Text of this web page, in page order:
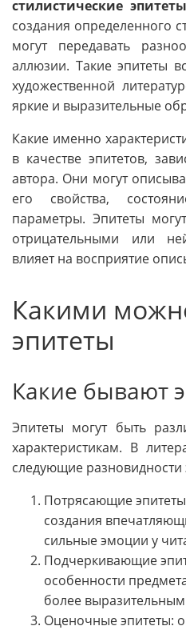
стилистические эпитеты
создания определенного
могут передавать
аллюзии. Такие эпитеты
художественной
яркие и выразительные
Какие именно
в качестве эпитетов,
автора. Они могут
его свойства,
параметры. Эпитеты
отрицательными или
влияет на восприятие
Какими
эпитеты
Какие бывают
Эпитеты могут быть
характеристикам. В
следующие разновидности
Потрясающие
создания
сильные эмоции у
Подчеркивающие
особенности
более
Оценочные эпитеты: